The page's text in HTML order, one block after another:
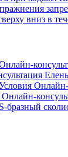
вниз в
S-бразный